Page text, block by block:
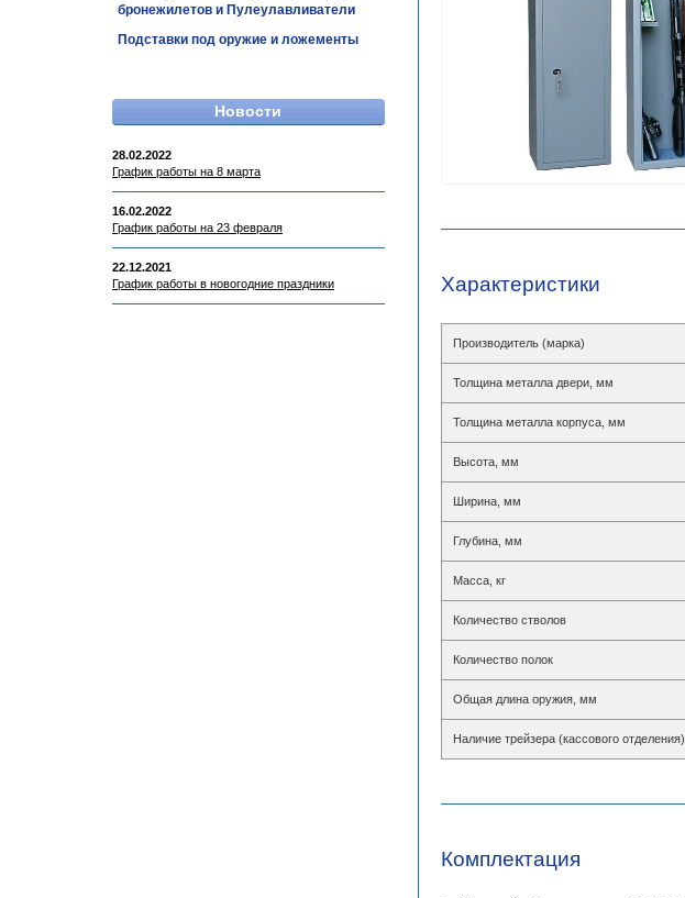
бронежилетов и Пулеулавливатели
Подставки под оружие и ложементы
Новости
28.02.2022
График работы на 8 марта
16.02.2022
График работы на 23 февраля
22.12.2021
График работы в новогодние праздники
Характеристики
Производитель (марка)
Толщина металла двери, мм
Толщина металла корпуса, мм
Высота, мм
Ширина, мм
Глубина, мм
Масса, кг
Количество стволов
Количество полок
Общая длина оружия, мм
Наличие трейзера (кассового отделения)
Комплектация